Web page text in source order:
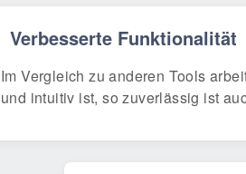
Verbesserte Funktionalität
Im Vergleich zu anderen Tools
und intuitiv ist, so zuverlässig ist